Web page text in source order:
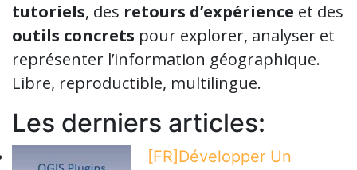
tutoriels, des retours d’expérience et des
outils concrets pour explorer, analyser et
représenter l’information géographique.
Libre, reproductible, multilingue.
Les derniers articles:
[FR]Développer Un